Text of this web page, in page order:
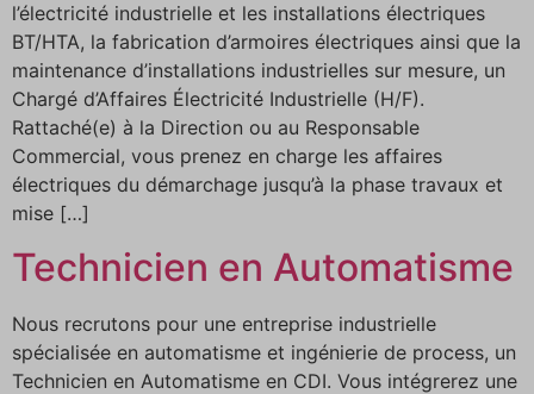
l’électricité industrielle et les installations électriques
BT/HTA, la fabrication d’armoires électriques ainsi que la
maintenance d’installations industrielles sur mesure, un
Chargé d’Affaires Électricité Industrielle (H/F).
Rattaché(e) à la Direction ou au Responsable
Commercial, vous prenez en charge les affaires
électriques du démarchage jusqu’à la phase travaux et
mise […]
Technicien en Automatisme
Nous recrutons pour une entreprise industrielle
spécialisée en automatisme et ingénierie de process, un
Technicien en Automatisme en CDI. Vous intégrerez une